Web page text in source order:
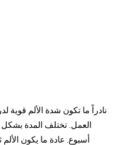
نادراً ما تكون شدة الألم
العمل. تختلف المدة
أسبوع. عادة ما يكون